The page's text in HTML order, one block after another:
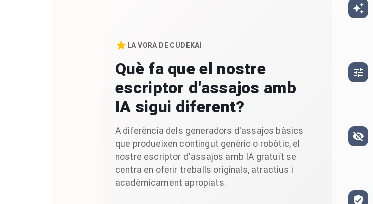
LA VORA DE CUDEKAI
Què fa que el nostre
escriptor d'assajos amb
IA sigui diferent?
A diferència dels generadors d'assajos bàsics
que produeixen contingut genèric o robòtic, el
nostre escriptor d'assajos amb IA gratuït se
centra en oferir treballs originals, atractius i
acadèmicament apropiats.